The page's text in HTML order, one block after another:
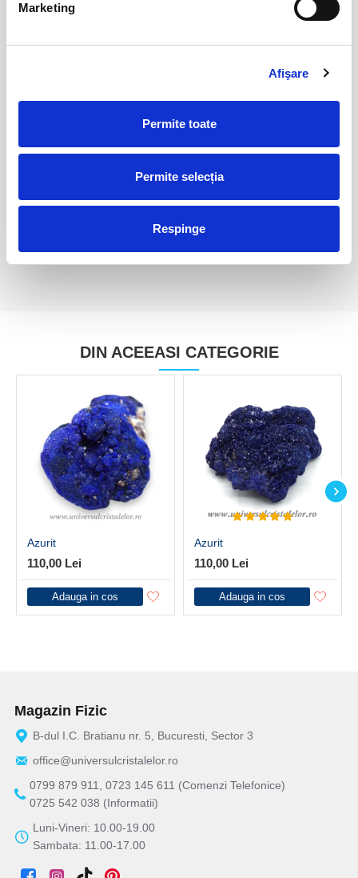
Marketing
Afişare
Permite toate
Permite selecția
Respinge
110,00 Lei
100,00 Lei
DIN ACEEASI CATEGORIE
Azurit
110,00 Lei
Adauga in cos
Azurit
110,00 Lei
Adauga in cos
Magazin Fizic
B-dul I.C. Bratianu nr. 5, Bucuresti, Sector 3
office@universulcristalelor.ro
0799 879 911, 0723 145 611 (Comenzi Telefonice)
0725 542 038 (Informatii)
Luni-Vineri: 10.00-19.00
Sambata: 11.00-17.00